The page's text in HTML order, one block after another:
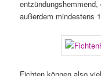
außerdem mindestens
Fichten können also